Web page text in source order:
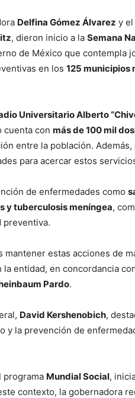
Delfina Gómez Álvarez y
, dieron inicio a la Semana
de México que contempla
en los 125 municipios
Universitario Alberto
cuenta con más de 100 mil
entre la población.
para acercar estos
de enfermedades como
y tuberculosis meníngea,
preventiva.
estas acciones de
entidad, en concordancia
Pardo.
David Kershenobich,
y la prevención de
programa Mundial Social,
contexto, la gobernadora